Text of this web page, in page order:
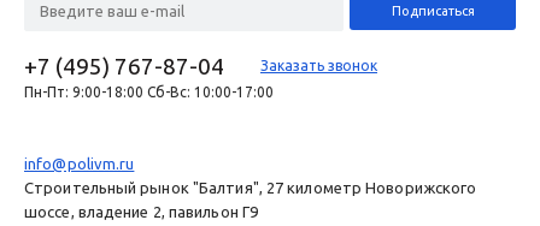
+7 (495) 767-87-04
Заказать звонок
Пн-Пт: 9:00-18:00 Сб-Вс: 10:00-17:00
info@polivm.ru
Строительный рынок "Балтия", 27 километр Новорижского
шоссе, владение 2, павильон Г9